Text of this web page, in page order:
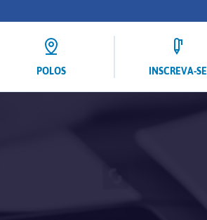
POLOS INSCREVA-SE